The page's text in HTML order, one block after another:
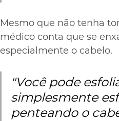
Mesmo que não tenha
médico conta que se
especialmente o cabelo.
"Você pode
simplesmente
penteando o